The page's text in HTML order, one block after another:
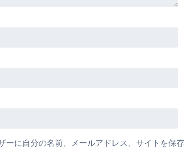
ーに自分の名前、メールアドレス、サイトを保存